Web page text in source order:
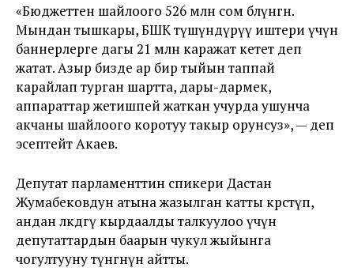
«Бюджеттен шайлоого 526 млн сом бөлүнгөн.
Мындан тышкары, БШК түшүндүрүү иштери үчүн
баннерлерге дагы 21 млн каражат кетет деп
жатат. Азыр бизде ар бир тыйын таппай
карайлап турган шартта, дары-дармек,
аппараттар жетишпей жаткан учурда ушунча
акчаны шайлоого коротуу такыр орунсуз», — деп
эсептейт Акаев.
Депутат парламенттин спикери Дастан
Жумабековдун атына жазылган катты көрсөтүп,
андан өлкөдөгү кырдаалды талкуулоо үчүн
депутаттардын баарын чукул жыйынга
чогултууну өтүнгөнүн айтты.